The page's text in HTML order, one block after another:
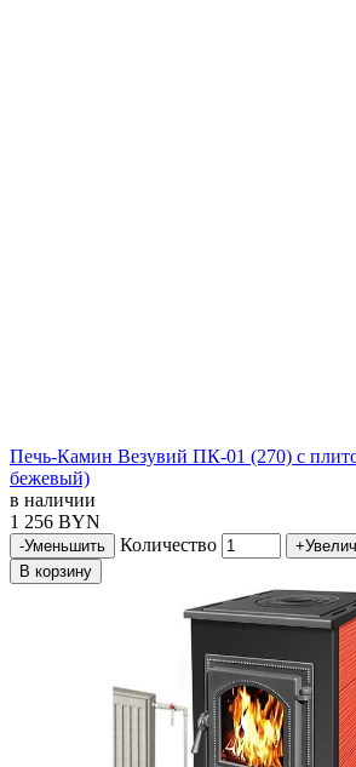
Печь-Камин Везувий ПК-01 (270) с
бежевый)
в наличии
1 256 BYN
-Уменьшить Количество +
В корзину